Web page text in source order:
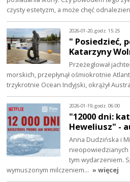
czysty estetyzm, a może chęć
2026-01-20, godz. 15:25
" Posiedzieć,
Katarzyny
Przeżeglował
morskich, przepłynął ośmiokrotnie
trzykrotnie Ocean Indyjski, okrążył
2026-01-19, godz. 06:00
"12000 dni:
Heweliusz" -
Anna Dudzińska i
tym wydarzeniem.
wymuszonym milczeniem… » więcej